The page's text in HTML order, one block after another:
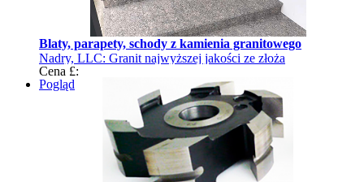
Blaty, parapety, schody z kamienia granitowego
Nadry, LLC: Granit najwyższej jakości ze złoża
Malofedorivskoe
Cena £:
Pogląd